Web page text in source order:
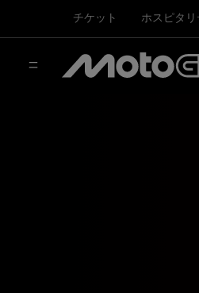
チケット ホスピタリ